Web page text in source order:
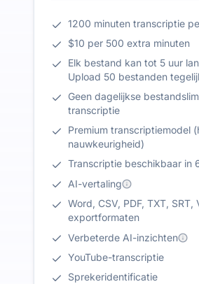
1200 minuten transcriptie
$10 per 500 extra minuten
Elk bestand kan tot 5 uur
Upload 50 bestanden
Geen dagelijkse
transcriptie
Premium transcriptiemodel
nauwkeurigheid)
Transcriptie beschikbaar in
AI-vertaling
Word, CSV, PDF, TXT, SRT,
exportformaten
Verbeterde AI-inzichten
YouTube-transcriptie
Sprekeridentificatie